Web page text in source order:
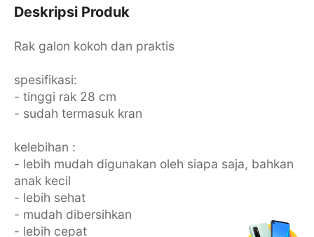
Deskripsi Produk
Rak galon kokoh dan praktis
spesifikasi:
- tinggi rak 28 cm
- sudah termasuk kran
kelebihan :
- lebih mudah digunakan oleh siapa saja, bahkan
anak kecil
- lebih sehat
- mudah dibersihkan
- lebih cepat